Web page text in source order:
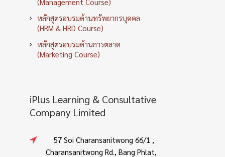
หลักสูตรอบรมด้านทรัพยากรบุคคล
(HRM & HRD Course)
หลักสูตรอบรมด้านการตลาด
(Marketing Course)
iPlus Learning & Consultative
Company Limited
57 Soi Charansanitwong 66/1 ,
Charansanitwong Rd., Bang Phlat,